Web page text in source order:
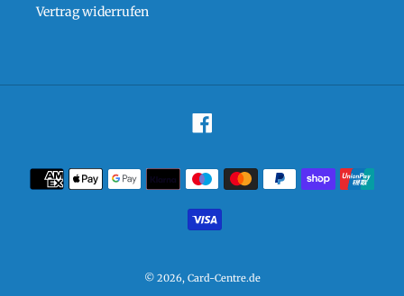
Vertrag widerrufen
Zahlungsarten
© 2026, Card-Centre.de